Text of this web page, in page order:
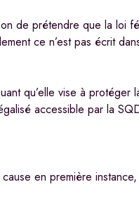
de prétendre que la
ce n’est pas écrit
qu’elle vise à
accessible par la
en première